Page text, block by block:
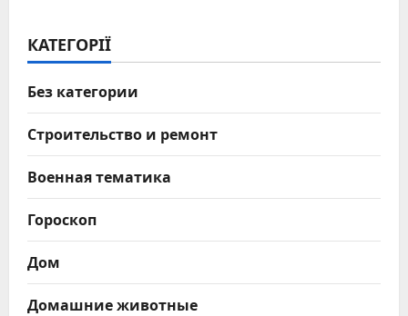
КАТЕГОРІЇ
Без категории
Строительство и ремонт
Военная тематика
Гороскоп
Дом
Домашние животные